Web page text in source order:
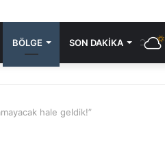
BÖLGE SON DAKIKA
hale geldik!”